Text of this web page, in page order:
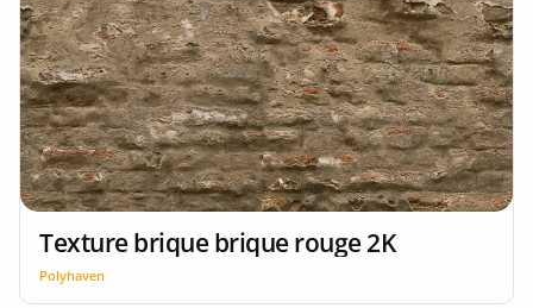
Texture brique brique rouge 2K
Polyhaven